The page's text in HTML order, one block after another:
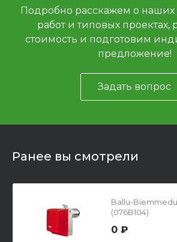
Подробно расскажем о наших
работ и типовых проектах,
стоимость и подготовим
предложение!
Задать вопрос
Ранее вы смотрели
Ballu-
(076B104)
0 ₽